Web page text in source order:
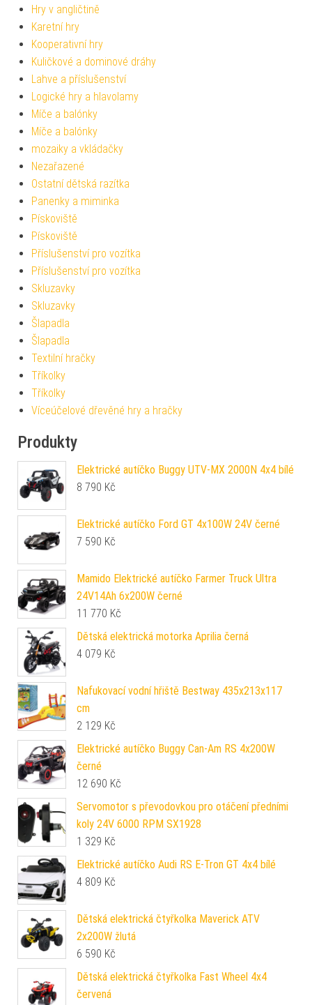
Hry v angličtině
Karetní hry
Kooperativní hry
Kuličkové a dominové dráhy
Lahve a příslušenství
Logické hry a hlavolamy
Míče a balónky
Míče a balónky
mozaiky a vkládačky
Nezařazené
Ostatní dětská razítka
Panenky a miminka
Pískoviště
Pískoviště
Příslušenství pro vozítka
Příslušenství pro vozítka
Skluzavky
Skluzavky
Šlapadla
Šlapadla
Textilní hračky
Tříkolky
Tříkolky
Víceúčelové dřevěné hry a hračky
Produkty
Elektrické autíčko Buggy UTV-MX 2000N 4x4 bílé
8 790 Kč
Elektrické autíčko Ford GT 4x100W 24V černé
7 590 Kč
Mamido Elektrické autíčko Farmer Truck Ultra
24V14Ah 6x200W černé
11 770 Kč
Dětská elektrická motorka Aprilia černá
4 079 Kč
Nafukovací vodní hřiště Bestway 435x213x117
cm
2 129 Kč
Elektrické autíčko Buggy Can-Am RS 4x200W
černé
12 690 Kč
Servomotor s převodovkou pro otáčení předními
koly 24V 6000 RPM SX1928
1 329 Kč
Elektrické autíčko Audi RS E-Tron GT 4x4 bílé
4 809 Kč
Dětská elektrická čtyřkolka Maverick ATV
2x200W žlutá
6 590 Kč
Dětská elektrická čtyřkolka Fast Wheel 4x4
červená